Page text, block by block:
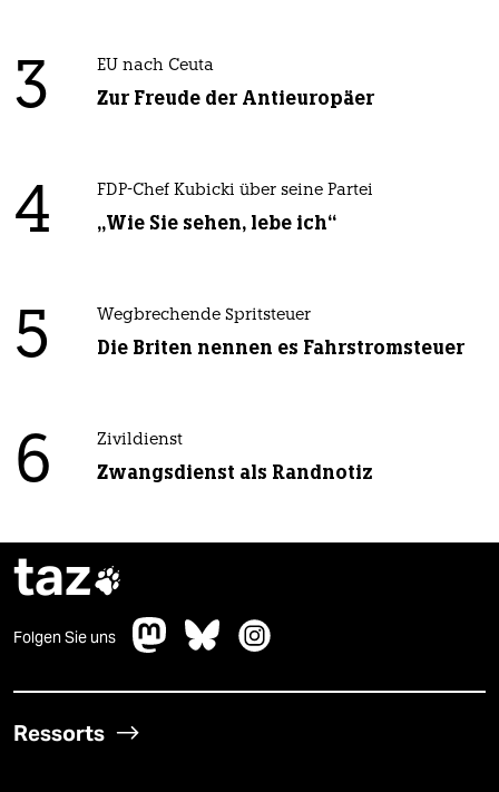
3 EU nach Ceuta
Zur Freude der Antieuropäer
4 FDP-Chef Kubicki über seine Partei
„Wie Sie sehen, lebe ich“
5 Wegbrechende Spritsteuer
Die Briten nennen es Fahrstromsteuer
6 Zivildienst
Zwangsdienst als Randnotiz
taz
Folgen Sie uns
Ressorts